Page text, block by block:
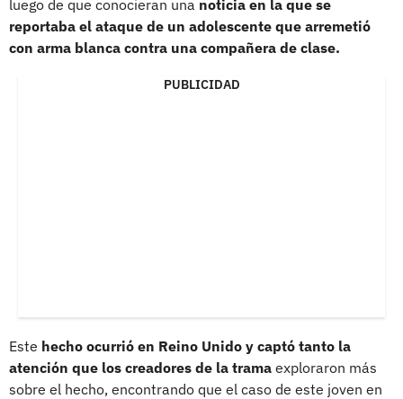
luego de que conocieran una noticia en la que se
reportaba el ataque de un adolescente que arremetió
con arma blanca contra una compañera de clase.
PUBLICIDAD
Este hecho ocurrió en Reino Unido y captó tanto la
atención que los creadores de la trama exploraron más
sobre el hecho, encontrando que el caso de este joven en